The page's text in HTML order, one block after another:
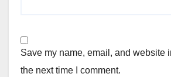
Save my name, email, and website
the next time I comment.